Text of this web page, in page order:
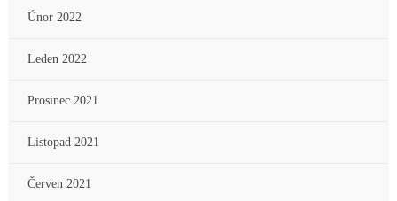
Únor 2022
Leden 2022
Prosinec 2021
Listopad 2021
Červen 2021